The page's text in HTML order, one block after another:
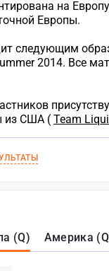
на
Европы.
следующим
2014. Все
из США ( Team
(Q) Америка